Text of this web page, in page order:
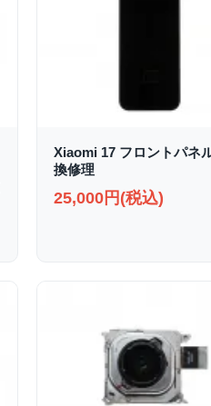
Xiaomi 17 フロントパネ
換修理
25,000円(税込)